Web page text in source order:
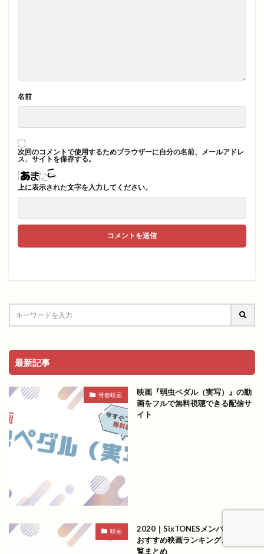
名前
次回のコメントで使用するためブラウザーに自分の名前、メールアドレ
ス、サイトを保存する。
上に表示された文字を入力してください。
最新記事
青春映画
映画『弱虫ペダル（実写）』の動
画をフルで無料視聴できる配信サ
イト
映画
2020｜SixTONESメンバー出演の
おすすめ映画ランキングと作品一
覧まとめ